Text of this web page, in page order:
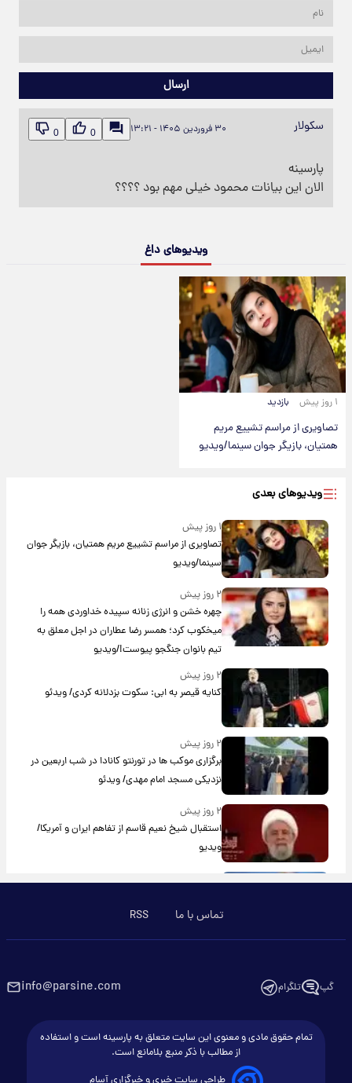
ارسال
سکولار ۳۰ فروردین ۱۴۰۵ - ۱۳:۲۱ 0
0
پارسینه
الان این بیانات محمود خیلی مهم بود ؟؟؟؟
ویدیوهای داغ
۱ روز پیش بازدید
تصاویری از مراسم تشییع مریم
همتیان، بازیگر جوان سینما/ویدیو
ویدیوهای بعدی
۱ روز پیش
تصاویری از مراسم تشییع مریم همتیان، بازیگر جوان
سینما/ویدیو
۲ روز پیش
چهره خشن و انرژی زنانه سپیده خداوردی همه را
میخکوب کرد؛ همسر رضا عطاران در اجل معلق به
تیم بانوان جنگجو پیوست!/ویدیو
۲ روز پیش
کنایه قیصر به ابی: سکوت بزدلانه کردی/ ویدئو
۲ روز پیش
برگزاری موکب ها در تورنتو کانادا در شب اربعین در
نزدیکی مسجد امام مهدی/ ویدئو
۲ روز پیش
استقبال شیخ نعیم قاسم از تفاهم ایران و آمریکا/
ویدیو
خاطره جالب حدیث میرامینی از سریال ستایش/
ویدیو
تماس با ما RSS
گپ تلگرام info@parsine.com
تمام حقوق مادی و معنوی این سایت متعلق به پارسینه است و استفاده
از مطالب با ذکر منبع بلامانع است.